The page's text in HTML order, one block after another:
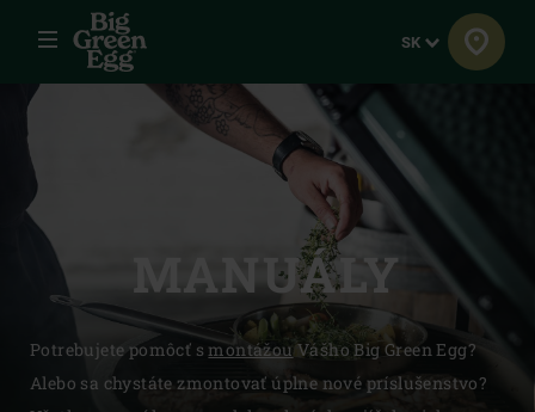
Menu Jazyk
SK
MANUÁLY
Potrebujete pomôcť smontážou Vášho Big Green Egg?
Alebo sa chystáte zmontovať úplne nové príslušenstvo?